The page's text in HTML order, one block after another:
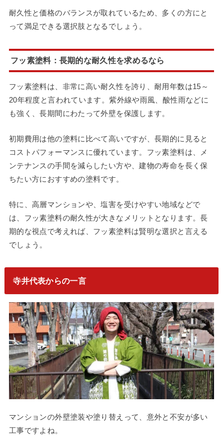
耐久性と価格のバランスが取れているため、多くの方にと
って満足できる選択肢となるでしょう。
フッ素塗料：長期的な耐久性を求めるなら
フッ素塗料は、非常に高い耐久性を誇り、耐用年数は15～
20年程度と言われています。紫外線や雨風、酸性雨などに
も強く、長期間にわたって外壁を保護します。
初期費用は他の塗料に比べて高いですが、長期的に見ると
コストパフォーマンスに優れています。フッ素塗料は、メ
ンテナンスの手間を減らしたい方や、建物の寿命を長く保
ちたい方におすすめの塗料です。
特に、高層マンションや、塩害を受けやすい地域などで
は、フッ素塗料の耐久性が大きなメリットとなります。長
期的な視点で考えれば、フッ素塗料は賢明な選択と言える
でしょう。
寺井代表からの一言
マンションの外壁塗装や塗り替えって、意外と不安が多い
工事ですよね。